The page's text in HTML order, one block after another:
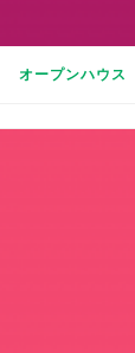
オープンハウ